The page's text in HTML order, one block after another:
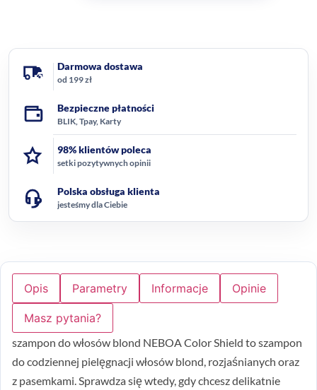
Darmowa dostawa
od 199 zł
Bezpieczne płatności
BLIK, Tpay, Karty
98% klientów poleca
setki pozytywnych opinii
Polska obsługa klienta
jesteśmy dla Ciebie
Opis Parametry Informacje Opinie
Masz pytania?
szampon do włosów blond NEBOA Color Shield to szampon
do codziennej pielęgnacji włosów blond, rozjaśnianych oraz
z pasemkami. Sprawdza się wtedy, gdy chcesz delikatnie